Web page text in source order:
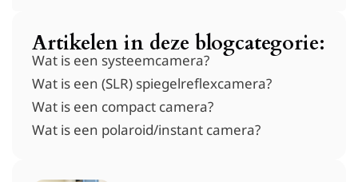
Artikelen in deze blogcategorie:
Wat is een systeemcamera?
Wat is een (SLR) spiegelreflexcamera?
Wat is een compact camera?
Wat is een polaroid/instant camera?